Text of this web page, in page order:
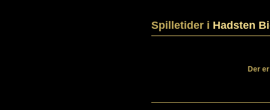
Spilletider i Hadsten
Der